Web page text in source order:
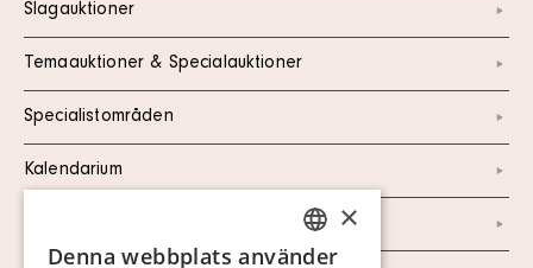
Slagauktioner
Temaauktioner & Specialauktioner
Specialistområden
Kalendarium
SWEDISH
×
Denna webbplats använder